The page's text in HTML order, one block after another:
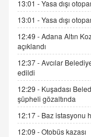
İNCİ
ADEM
Esed
13:01 -Yasa dışı
13:01 -Yasa dışı
12:49 -Adana Altın
açıklandı
12:37 -Avcılar
edildi
12:29 - Kuşadası
şüpheli gözaltında
12:17 - Baz istasyonu
12:09 -Otobüs kazası